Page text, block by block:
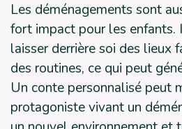
Les déménagements sont
fort impact pour les enfants.
laisser derrière soi des lieux
des routines, ce qui peut
Un conte personnalisé peut
protagoniste vivant un